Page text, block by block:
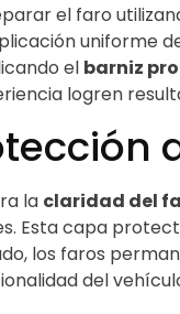
el faro
el barniz
logren
la claridad del
Esta capa
los faros
del